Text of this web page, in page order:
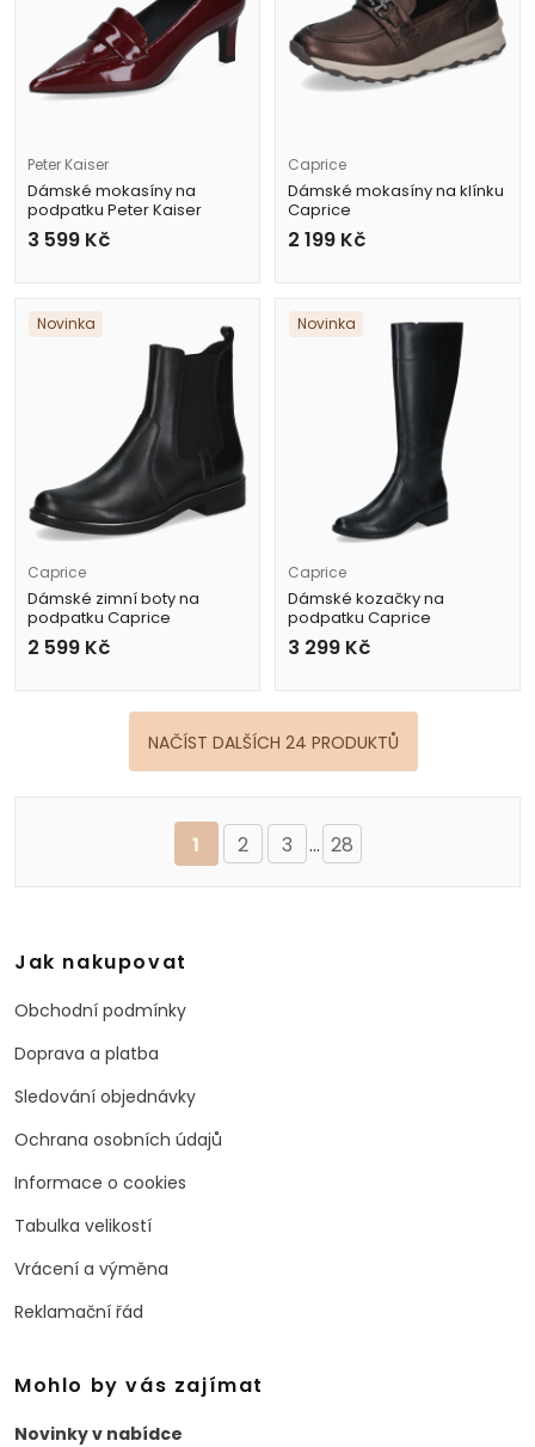
Peter Kaiser
Dámské mokasíny na
podpatku Peter Kaiser
9-72405-47 503 vínové
3 599 Kč
Caprice
Dámské mokasíny na klínku
Caprice
9-24701-47 378 metalické
2 199 Kč
Novinka
Caprice
Dámské zimní boty na
podpatku Caprice
9-25304-41 022 černé
2 599 Kč
Novinka
Caprice
Dámské kozačky na
podpatku Caprice
9-25511-41 022 černé
3 299 Kč
NAČÍST DALŠÍCH 24 PRODUKTŮ
1 2 3 ... 28
Jak nakupovat
Obchodní podmínky
Doprava a platba
Sledování objednávky
Ochrana osobních údajů
Informace o cookies
Tabulka velikostí
Vrácení a výměna
Reklamační řád
Mohlo by vás zajímat
Novinky v nabídce